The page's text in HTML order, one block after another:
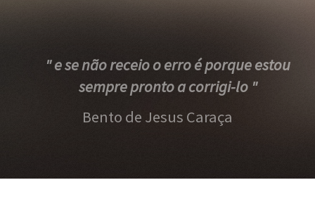
" e se não receio o erro é porque estou
sempre pronto a corrigi-lo "
Bento de Jesus Caraça